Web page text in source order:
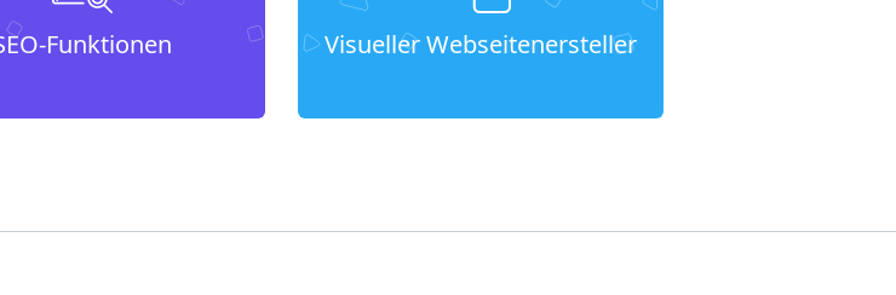
Funktionen Visueller Webseitenersteller